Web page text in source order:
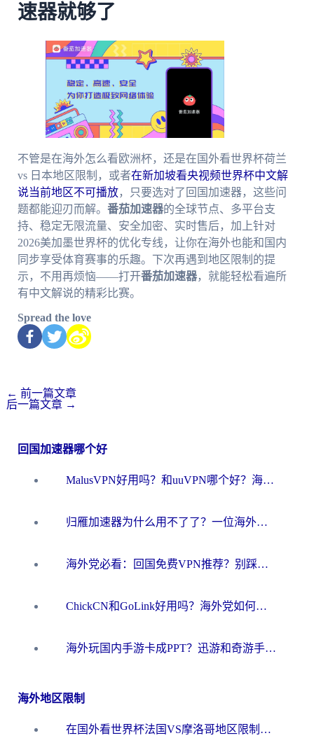
速器就够了
不管是在海外怎么看欧洲杯，还是在国外看世界杯荷兰
vs 日本地区限制，或者在新加坡看央视频世界杯中文解
说当前地区不可播放，只要选对了回国加速器，这些问
题都能迎刃而解。 番茄加速器的全球节点、多平台支
持、稳定无限流量、安全加密、实时售后，加上针对
2026美加墨世界杯的优化专线，让你在海外也能和国内
同步享受体育赛事的乐趣。下次再遇到地区限制的提
示，不用再烦恼——打开番茄加速器，就能轻松看遍所
有中文解说的精彩比赛。
Spread the love
← 前一篇文章
后一篇文章 →
回国加速器哪个好
MalusVPN好用吗？和uuVPN哪个好？海外党无缝访问国内资源的真实对比与选择指南
归雁加速器为什么用不了了？一位海外游子的真实困惑与技术解答
海外党必看：回国免费VPN推荐？别踩坑！教你选对加速器无缝刷国内资源
ChickCN和GoLink好用吗？海外党如何选对回国加速器
海外玩国内手游卡成PPT？迅游和奇游手游哪个好？一篇讲透回国加速器怎么选
海外地区限制
在国外看世界杯法国VS摩洛哥地区限制？这篇指南让你流畅看中文解说无压力